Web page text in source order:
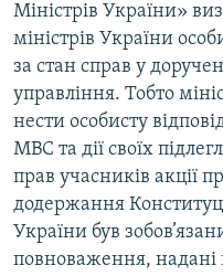
Міністрів України»
міністрів України
за стан справ у
управління. Тобто
нести особисту
МВС та дії своїх
прав учасників акції
додержання
України був
повноваження, надані